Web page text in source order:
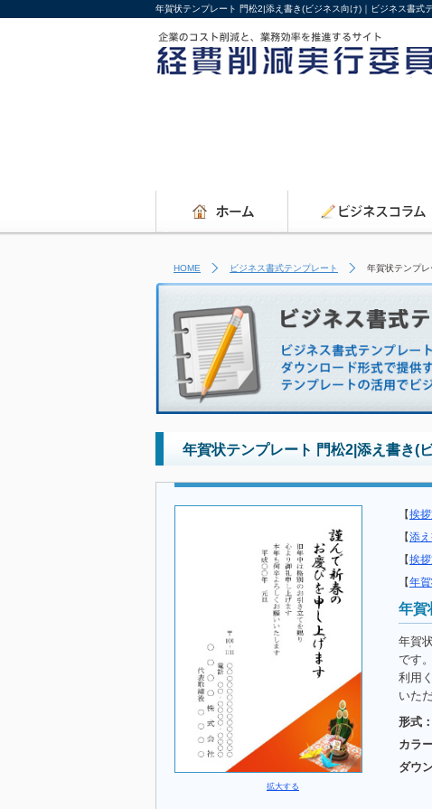
年賀状テンプレート 門松2|添え書き(ビジネス向け)｜ビジネス書式
HOME ビジネス書式テンプレート 年賀状テンプ
年賀状テンプレート 門松2|添え書き(
拡大する
【挨
【添
【挨
【年
年賀
年賀
です
利用
いた
形式：
カラ
ダウ